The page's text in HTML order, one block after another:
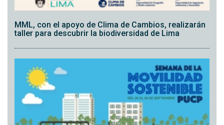
MML, con el apoyo de Clima de Cambios, realizarán
taller para descubrir la biodiversidad de Lima